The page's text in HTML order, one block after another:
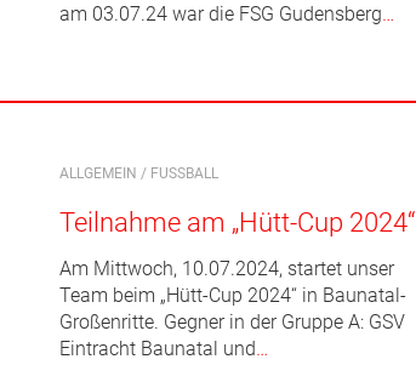
am 03.07.24 war die FSG Gudensberg…
ALLGEMEIN / FUSSBALL
Teilnahme am „Hütt-Cup 2024“
Am Mittwoch, 10.07.2024, startet unser
Team beim „Hütt-Cup 2024“ in Baunatal-
Großenritte. Gegner in der Gruppe A: GSV
Eintracht Baunatal und…